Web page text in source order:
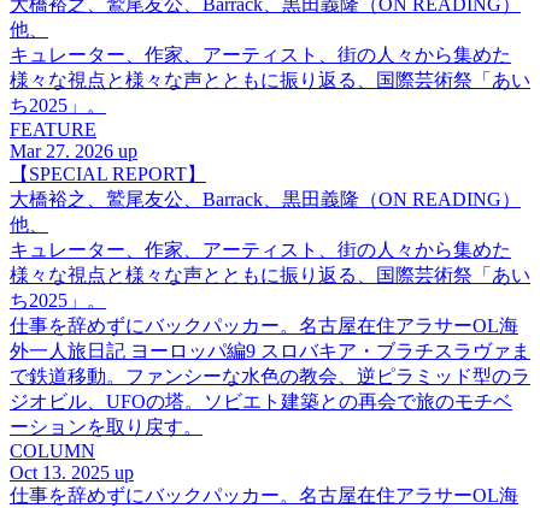
大橋裕之、鷲尾友公、Barrack、黒田義隆（ON READING）
他、
キュレーター、作家、アーティスト、街の人々から集めた
様々な視点と様々な声とともに振り返る、国際芸術祭「あい
ち2025」。
FEATURE
Mar 27. 2026 up
【SPECIAL REPORT】
大橋裕之、鷲尾友公、Barrack、黒田義隆（ON READING）
他、
キュレーター、作家、アーティスト、街の人々から集めた
様々な視点と様々な声とともに振り返る、国際芸術祭「あい
ち2025」。
仕事を辞めずにバックパッカー。名古屋在住アラサーOL海
外一人旅日記 ヨーロッパ編9 スロバキア・ブラチスラヴァま
で鉄道移動。ファンシーな水色の教会、逆ピラミッド型のラ
ジオビル、UFOの塔。ソビエト建築との再会で旅のモチベ
ーションを取り戻す。
COLUMN
Oct 13. 2025 up
仕事を辞めずにバックパッカー。名古屋在住アラサーOL海